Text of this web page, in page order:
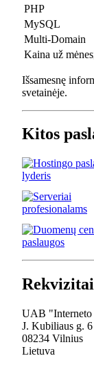
PHP
MySQL
Multi-Domain
Kaina už
Išsamesnę
svetainėje.
Kitos
Rekvizitai
UAB
J. Kubiliaus g. 6
08234 Vilnius
Lietuva